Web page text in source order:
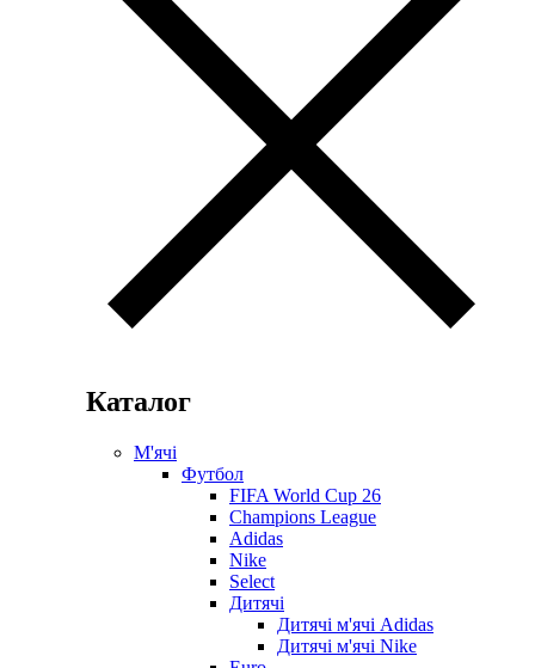
Каталог
М'ячі
Футбол
FIFA World Cup 26
Champions League
Adidas
Nike
Select
Дитячі
Дитячі м'ячі Adidas
Дитячі м'ячі Nike